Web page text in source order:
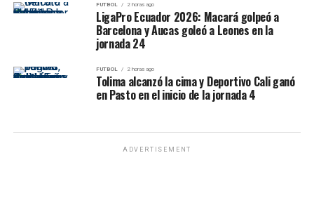
FUTBOL 2 horas ago
LigaPro Ecuador 2026: Macará golpeó a
Barcelona y Aucas goleó a Leones en la
jornada 24
FUTBOL 2 horas ago
Tolima alcanzó la cima y Deportivo Cali ganó
en Pasto en el inicio de la jornada 4
ADVERTISEMENT